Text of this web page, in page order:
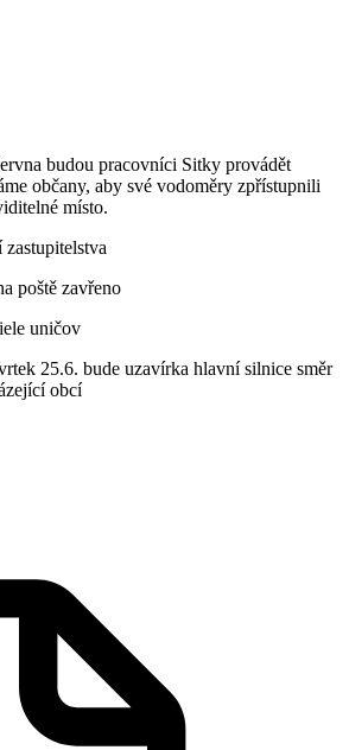
budou pracovníci Sitky provádět
občany, aby své vodoměry zpřístupnili
místo.
zastupitelstva
poště zavřeno
uničov
25.6. bude uzavírka hlavní silnice směr
obcí